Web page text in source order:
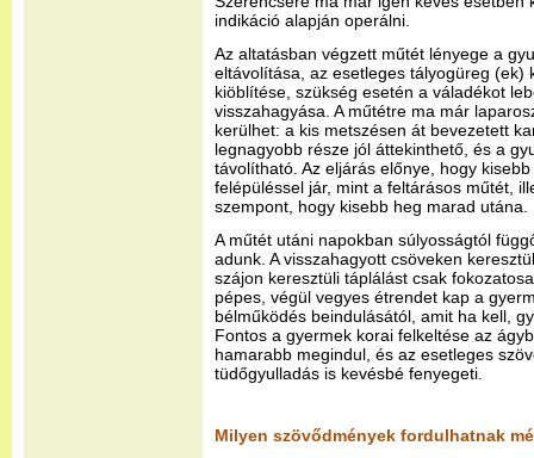
indikáció alapján operálni.
Az altatásban végzett műtét lényege a
eltávolítása, az esetleges tályogüreg (ek)
kiöblítése, szükség esetén a váladékot
visszahagyása. A műtétre ma már
kerülhet: a kis metszésen át bevezetett
legnagyobb része jól áttekinthető, és a
távolítható. Az eljárás előnye, hogy
felépüléssel jár, mint a feltárásos műtét,
szempont, hogy kisebb heg marad utána.
A műtét utáni napokban súlyosságtól
adunk. A visszahagyott csöveken
szájon keresztüli táplálást csak
pépes, végül vegyes étrendet kap a
bélműködés beindulásától, amit ha kell,
Fontos a gyermek korai felkeltése az
hamarabb megindul, és az esetleges
tüdőgyulladás is kevésbé fenyegeti.
Milyen szövődmények fordulhatnak